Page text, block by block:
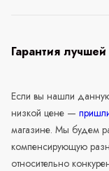
Гарантия
Если вы нашли
низкой цене —
магазине. Мы будем
компенсирующую
относительно